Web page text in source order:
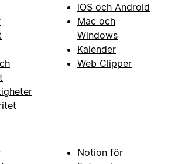
iOS och Android
Mac och
Windows
Kalender
Web Clipper
Notion för